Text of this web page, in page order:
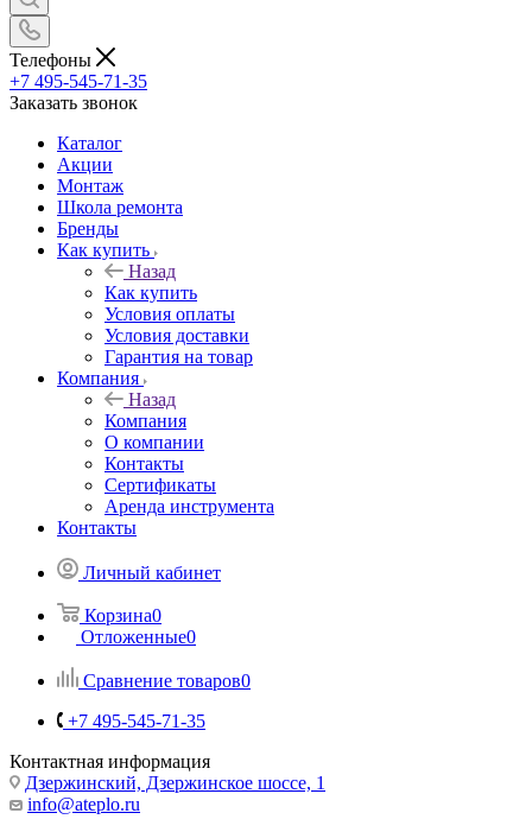
Телефоны
+7 495-545-71-35
Заказать звонок
Каталог
Акции
Монтаж
Школа ремонта
Бренды
Как купить
Назад
Как купить
Условия оплаты
Условия доставки
Гарантия на товар
Компания
Назад
Компания
О компании
Контакты
Сертификаты
Аренда инструмента
Контакты
Личный кабинет
Корзина0
Отложенные0
Сравнение товаров0
+7 495-545-71-35
Контактная информация
Дзержинский, Дзержинское шоссе, 1
info@ateplo.ru